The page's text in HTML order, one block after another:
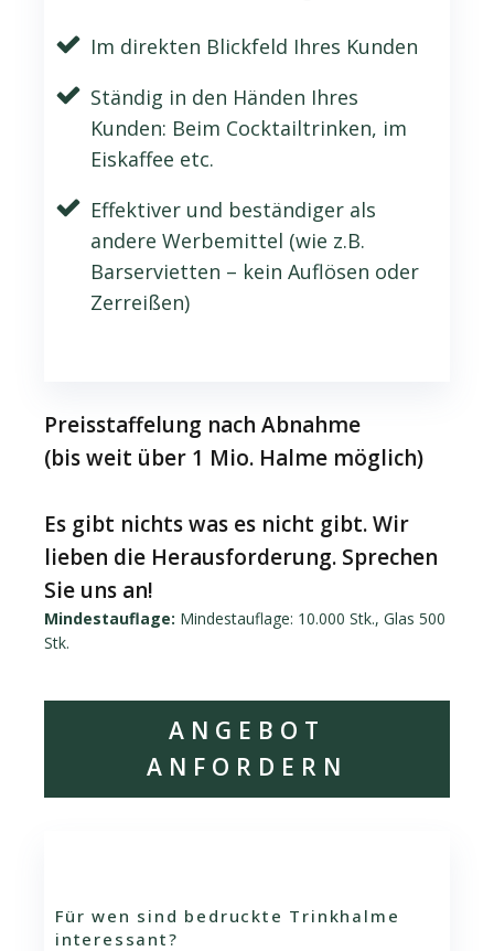
Im direkten Blickfeld Ihres Kunden
Ständig in den Händen Ihres
Kunden: Beim Cocktailtrinken, im
Eiskaffee etc.
Effektiver und beständiger als
andere Werbemittel (wie z.B.
Barservietten – kein Auflösen oder
Zerreißen)
Preisstaffelung nach Abnahme
(bis weit über 1 Mio. Halme möglich)
Es gibt nichts was es nicht gibt. Wir
lieben die Herausforderung. Sprechen
Sie uns an!
Mindestauflage: Mindestauflage: 10.000 Stk., Glas 500
Stk.
ANGEBOT
ANFORDERN
Für wen sind bedruckte Trinkhalme
interessant?